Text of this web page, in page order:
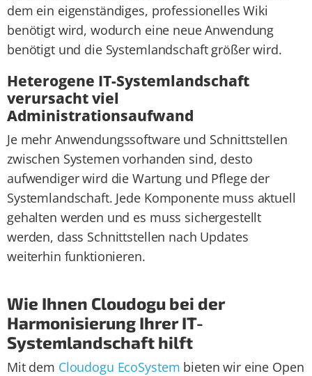
dem ein eigenständiges, professionelles Wiki
benötigt wird, wodurch eine neue Anwendung
benötigt und die Systemlandschaft größer wird.
Heterogene IT-Systemlandschaft
verursacht viel
Administrationsaufwand
Je mehr Anwendungssoftware und Schnittstellen
zwischen Systemen vorhanden sind, desto
aufwendiger wird die Wartung und Pflege der
Systemlandschaft. Jede Komponente muss aktuell
gehalten werden und es muss sichergestellt
werden, dass Schnittstellen nach Updates
weiterhin funktionieren.
Wie Ihnen Cloudogu bei der
Harmonisierung Ihrer IT-
Systemlandschaft hilft
Mit dem Cloudogu EcoSystem bieten wir eine Open